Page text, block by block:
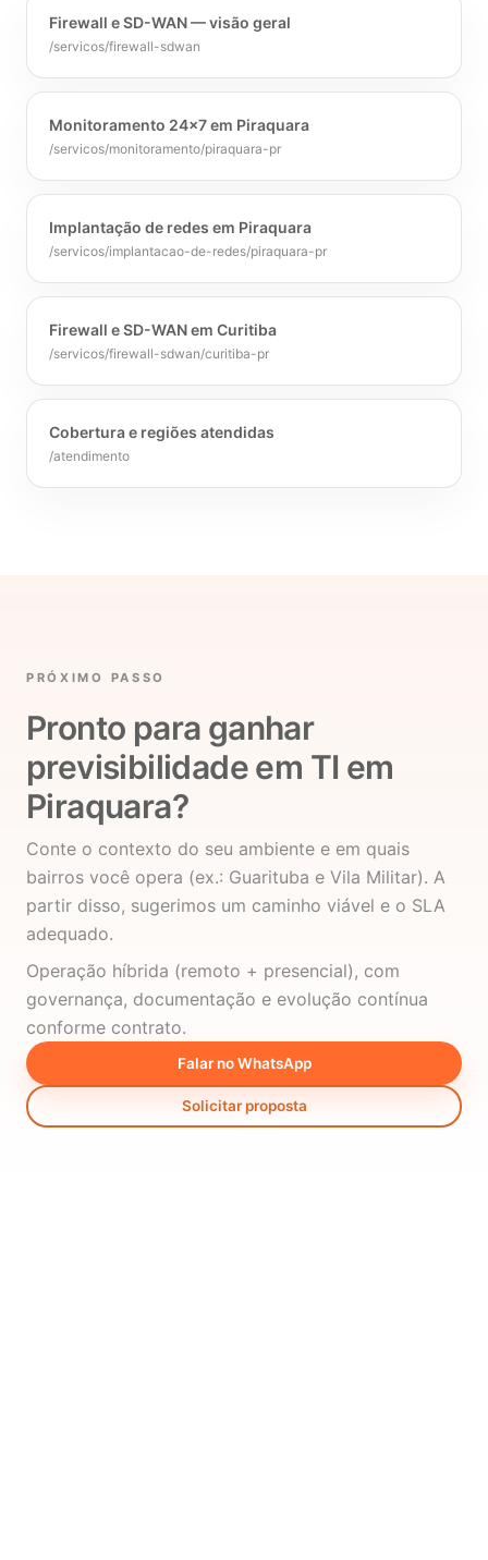
Firewall e SD-WAN — visão geral
/servicos/firewall-sdwan
Monitoramento 24x7 em Piraquara
/servicos/monitoramento/piraquara-pr
Implantação de redes em Piraquara
/servicos/implantacao-de-redes/piraquara-pr
Firewall e SD-WAN em Curitiba
/servicos/firewall-sdwan/curitiba-pr
Cobertura e regiões atendidas
/atendimento
PRÓXIMO PASSO
Pronto para ganhar
previsibilidade em TI em
Piraquara?
Conte o contexto do seu ambiente e em quais
bairros você opera (ex.: Guarituba e Vila Militar). A
partir disso, sugerimos um caminho viável e o SLA
adequado.
Operação híbrida (remoto + presencial), com
governança, documentação e evolução contínua
conforme contrato.
Falar no WhatsApp
Solicitar proposta